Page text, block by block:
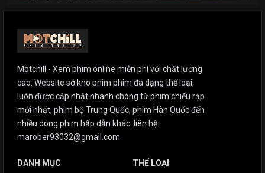
Motchill - Xem phim online miễn phí với chất lượng
cao. Website sở kho phim phim đa dạng thể loại,
luôn được cập nhật nhanh chóng từ phim chiếu rạp
mới nhất, phim bộ Trung Quốc, phim Hàn Quốc đến
nhiều dòng phim hấp dẫn khác. liên hệ:
marober93032@gmail.com
DANH MỤC THỂ LOẠI